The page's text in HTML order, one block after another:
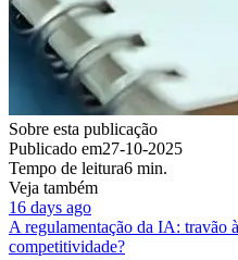
Sobre esta publicação
Publicado em27-10-2025
Tempo de leitura6 min.
Veja também
16 days ago
A regulamentação da IA: travão
competitividade?